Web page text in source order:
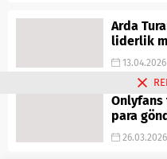
Arda
liderlik
13.04.2026
para
26.03.2026